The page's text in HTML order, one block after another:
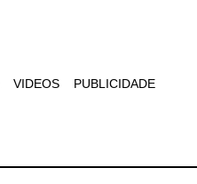
VIDEOS PUBLICIDADE